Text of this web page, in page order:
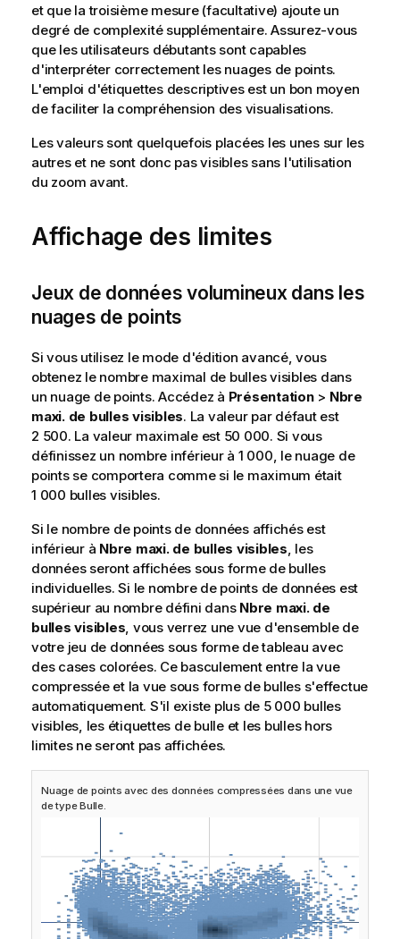
et que la troisième mesure (facultative) ajoute un
degré de complexité supplémentaire. Assurez-vous
que les utilisateurs débutants sont capables
d'interpréter correctement les nuages de points.
L'emploi d'étiquettes descriptives est un bon moyen
de faciliter la compréhension des visualisations.
Les valeurs sont quelquefois placées les unes sur les
autres et ne sont donc pas visibles sans l'utilisation
du zoom avant.
Affichage des limites
Jeux de données volumineux dans les
nuages de points
Si vous utilisez le mode d'édition avancé, vous
obtenez le nombre maximal de bulles visibles dans
un nuage de points. Accédez à Présentation> Nbre
maxi. de bulles visibles. La valeur par défaut est
2 500. La valeur maximale est 50 000. Si vous
définissez un nombre inférieur à 1 000, le nuage de
points se comportera comme si le maximum était
1 000 bulles visibles.
Si le nombre de points de données affichés est
inférieur à Nbre maxi. de bulles visibles , les
données seront affichées sous forme de bulles
individuelles. Si le nombre de points de données est
supérieur au nombre défini dans Nbre maxi. de
bulles visibles , vous verrez une vue d'ensemble de
votre jeu de données sous forme de tableau avec
des cases colorées. Ce basculement entre la vue
compressée et la vue sous forme de bulles s'effectue
automatiquement. S'il existe plus de 5 000 bulles
visibles, les étiquettes de bulle et les bulles hors
limites ne seront pas affichées.
Nuage de points avec des données compressées dans une vue
de type Bulle.